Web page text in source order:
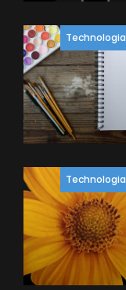
Technologia
Technologia